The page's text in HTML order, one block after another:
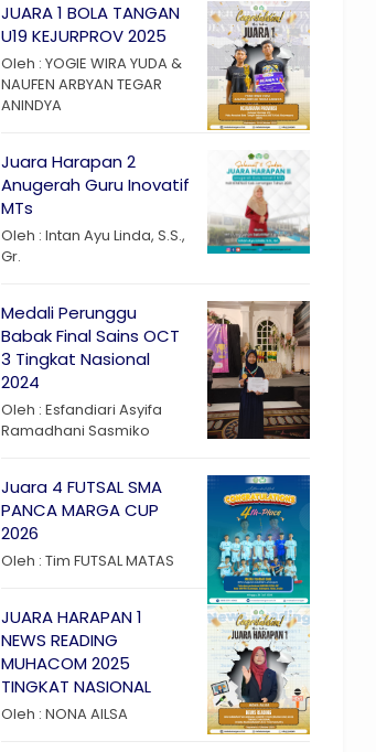
JUARA 1 BOLA TANGAN
U19 KEJURPROV 2025
Oleh : YOGIE WIRA YUDA &
NAUFEN ARBYAN TEGAR
ANINDYA
Juara Harapan 2
Anugerah Guru Inovatif
MTs
Oleh : Intan Ayu Linda, S.S.,
Gr.
Medali Perunggu
Babak Final Sains OCT
3 Tingkat Nasional
2024
Oleh : Esfandiari Asyifa
Ramadhani Sasmiko
Juara 4 FUTSAL SMA
PANCA MARGA CUP
2026
Oleh : Tim FUTSAL MATAS
JUARA HARAPAN 1
NEWS READING
MUHACOM 2025
TINGKAT NASIONAL
Oleh : NONA AILSA